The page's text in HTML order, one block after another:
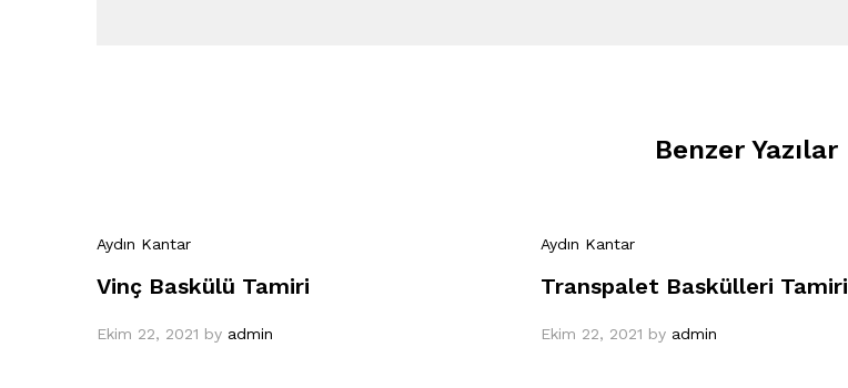
Benzer Yazılar
Aydın Kantar
Vinç Baskülü Tamiri
Ekim 22, 2021 by admin
Aydın Kantar
Transpalet Baskülleri Tamiri
Ekim 22, 2021 by admin